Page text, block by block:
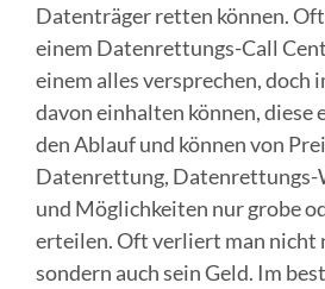
Datenträger retten können.
einem Datenrettungs-Call
einem alles versprechen, doch
davon einhalten können, diese
den Ablauf und können von
Datenrettung, Datenrettungs-
und Möglichkeiten nur grobe
erteilen. Oft verliert man nicht
sondern auch sein Geld. Im